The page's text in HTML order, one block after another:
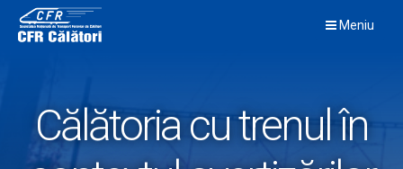
content
Meniu
Călătoria cu trenul în